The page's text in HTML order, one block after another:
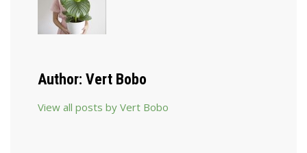
Author: Vert Bobo
View all posts by Vert Bobo